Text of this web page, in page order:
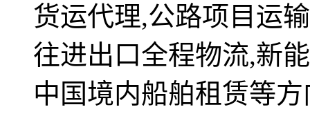
货运代理,公路项目运
往进出口全程物流,新
中国境内船舶租赁等